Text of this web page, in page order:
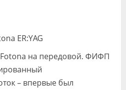
ER:YAG
Fotona на передовой. ФИФП
– впервые был